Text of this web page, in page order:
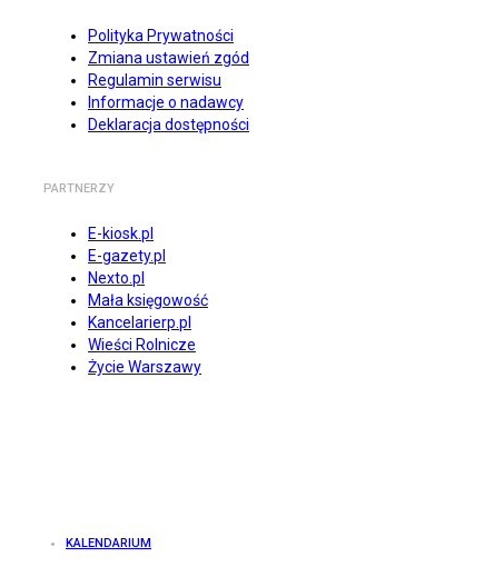
Polityka Prywatności
Zmiana ustawień zgód
Regulamin serwisu
Informacje o nadawcy
Deklaracja dostępności
PARTNERZY
E-kiosk.pl
E-gazety.pl
Nexto.pl
Mała księgowość
Kancelarierp.pl
Wieści Rolnicze
Życie Warszawy
KALENDARIUM